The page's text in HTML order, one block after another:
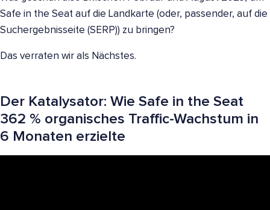
Safe in the Seat auf die Landkarte (oder, passender, auf die
Suchergebnisseite (SERP)) zu bringen?
Das verraten wir als Nächstes.
Der Katalysator: Wie Safe in the Seat
362 % organisches Traffic-Wachstum in
6 Monaten erzielte